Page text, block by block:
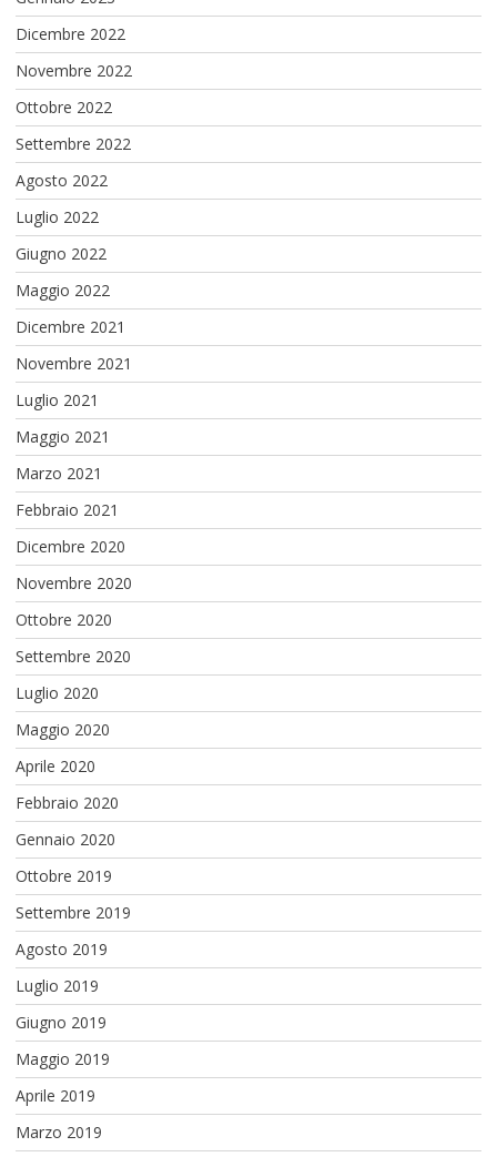
Dicembre 2022
Novembre 2022
Ottobre 2022
Settembre 2022
Agosto 2022
Luglio 2022
Giugno 2022
Maggio 2022
Dicembre 2021
Novembre 2021
Luglio 2021
Maggio 2021
Marzo 2021
Febbraio 2021
Dicembre 2020
Novembre 2020
Ottobre 2020
Settembre 2020
Luglio 2020
Maggio 2020
Aprile 2020
Febbraio 2020
Gennaio 2020
Ottobre 2019
Settembre 2019
Agosto 2019
Luglio 2019
Giugno 2019
Maggio 2019
Aprile 2019
Marzo 2019